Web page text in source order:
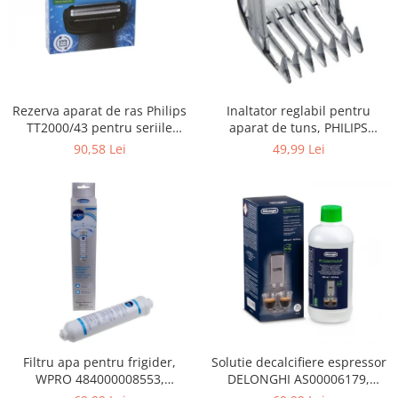
Gaming, Carti & Birotica
Birotica & Papetarie
Accesorii aparate de ras electrice
Accesorii aparate hair styling
Aparate & Accesorii ingrijire
Aparate cosmetice
Articole Sanatate si Wellness
Consumabile sanitare
Cosmetice si produse ingrijire
personala
Igiena dentara
Jucarii, Copii & Bebe
Camera copilului
Hrana bebelusi
Rezerva aparat de ras Philips
TT2000/43 pentru seriile
Bodygroom 3000/5000/7000 si
90,58 Lei
Inaltator reglabil pentru
aparat de tuns, PHILIPS
422203633281, 3-15 mm,
49,99 Lei
Filtru apa pentru frigider,
WPRO 484000008553,
Solutie decalcifiere espressor
DELONGHI AS00006179,